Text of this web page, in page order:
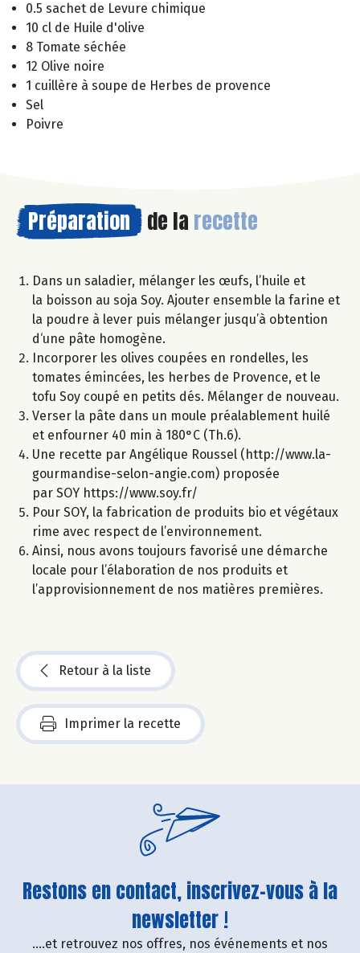
0.5 sachet de Levure chimique
10 cl de Huile d'olive
8 Tomate séchée
12 Olive noire
1 cuillère à soupe de Herbes de provence
Sel
Poivre
Préparation de la recette
Dans un saladier, mélanger les œufs, l’huile et
la boisson au soja Soy. Ajouter ensemble la farine et
la poudre à lever puis mélanger jusqu’à obtention
d‘une pâte homogène.
Incorporer les olives coupées en rondelles, les
tomates émincées, les herbes de Provence, et le
tofu Soy coupé en petits dés. Mélanger de nouveau.
Verser la pâte dans un moule préalablement huilé
et enfourner 40 min à 180°C (Th.6).
Une recette par Angélique Roussel (http://www.la-
gourmandise-selon-angie.com) proposée
par SOY https://www.soy.fr/
Pour SOY, la fabrication de produits bio et végétaux
rime avec respect de l’environnement.
Ainsi, nous avons toujours favorisé une démarche
locale pour l’élaboration de nos produits et
l’approvisionnement de nos matières premières.
Retour à la liste
Imprimer la recette
Restons en contact, inscrivez-vous à la
newsletter !
....et retrouvez nos offres, nos événements et nos